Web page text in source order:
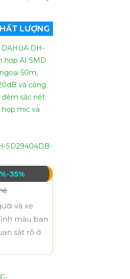
LƯỢNG
SD29404DB-
35%
và xe
màu ban
sát rõ ở